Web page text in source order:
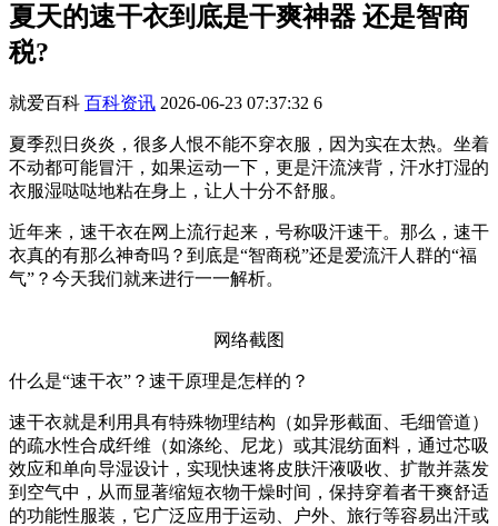
夏天的速干衣到底是干爽神器 还是智商
税?
就爱百科 百科资讯 2026-06-23 07:37:32 6
夏季烈日炎炎，很多人恨不能不穿衣服，因为实在太热。坐着
不动都可能冒汗，如果运动一下，更是汗流浃背，汗水打湿的
衣服湿哒哒地粘在身上，让人十分不舒服。
近年来，速干衣在网上流行起来，号称吸汗速干。那么，速干
衣真的有那么神奇吗？到底是“智商税”还是爱流汗人群的“福
气”？今天我们就来进行一一解析。
网络截图
什么是“速干衣”？速干原理是怎样的？
速干衣就是利用具有特殊物理结构（如异形截面、毛细管道）
的疏水性合成纤维（如涤纶、尼龙）或其混纺面料，通过芯吸
效应和单向导湿设计，实现快速将皮肤汗液吸收、扩散并蒸发
到空气中，从而显著缩短衣物干燥时间，保持穿着者干爽舒适
的功能性服装，它广泛应用于运动、户外、旅行等容易出汗或